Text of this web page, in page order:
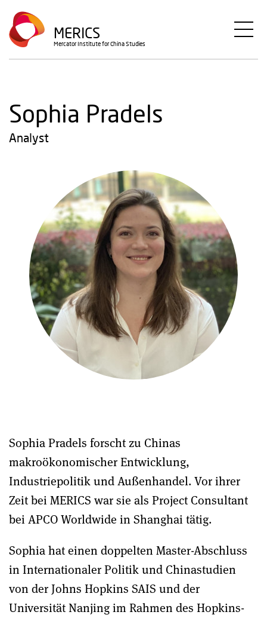
Direkt
zum
Inhalt
MERICS
Mercator Institute for China Studies
Sophia Pradels
Analyst
Sophia Pradels forscht zu Chinas
makroökonomischer Entwicklung,
Industriepolitik und Außenhandel. Vor ihrer
Zeit bei MERICS war sie als Project Consultant
bei APCO Worldwide in Shanghai tätig.
Sophia hat einen doppelten Master-Abschluss
in Internationaler Politik und Chinastudien
von der Johns Hopkins SAIS und der
Universität Nanjing im Rahmen des Hopkins-